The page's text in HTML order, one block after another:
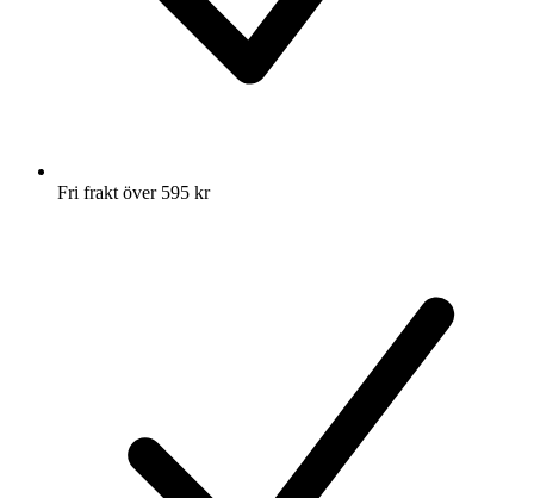
Fri frakt över 595 kr